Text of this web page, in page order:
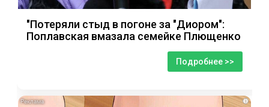
"Потеряли стыд в погоне за "Диором":
Поплавская вмазала семейке Плющенко
Подробнее >>
i